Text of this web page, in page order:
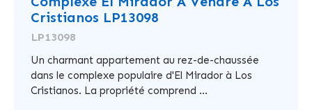
Cristianos LP13098
LP13098
Un charmant appartement au rez-de-chaussée
dans le complexe populaire d'El Mirador à Los
Cristianos. La propriété comprend ...